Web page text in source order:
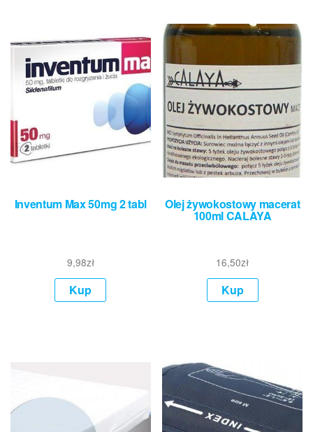
Inventum Max 50mg 2 tabl
9,98zł
Kup
Olej żywokostowy macerat
100ml CALAYA
16,50zł
Kup